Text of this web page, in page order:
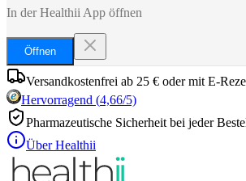
In der Healthii App öffnen
Öffnen
Versandkostenfrei ab 25 € oder mit E-
Hervorragend (4,66/5)
Pharmazeutische Sicherheit bei jeder
Über Healthii